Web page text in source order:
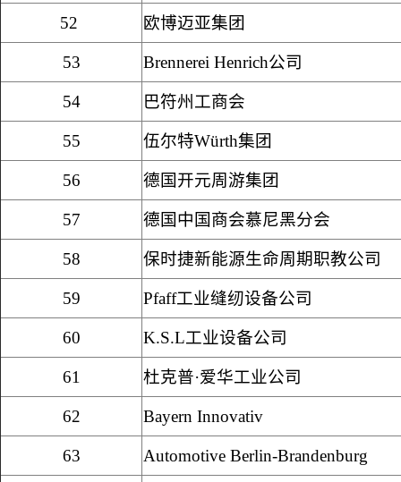
52 欧博迈亚集团
53 Brennerei Henrich公司
54 巴符州工商会
55 伍尔特Würth集团
56 德国开元周游集团
57 德国中国商会慕尼黑分会
58 保时捷新能源生命周期职教公司
59 Pfaff工业缝纫设备公司
60 K.S.L工业设备公司
61 杜克普·爱华工业公司
62 Bayern Innovativ
63 Automotive Berlin-Brandenburg